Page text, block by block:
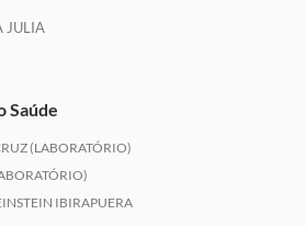
JULIA
Saúde
(LABORATÓRIO)
IBIRAPUERA